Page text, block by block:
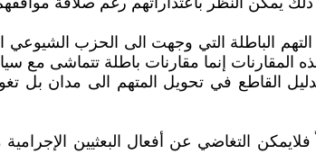
التهم الباطلة التي وجهت الى الحزب
الملكية ..فكل هذه المقارنات إنما مقارنات باطلة
القاطع في تحويل المتهم الى مدان بل
التغاضي عن أفعال البعثيين